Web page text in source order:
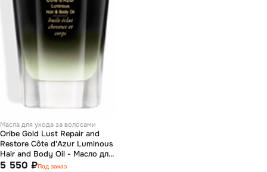
Масла для ухода за волосами
Oribe Gold Lust Repair and
Restore Côte d'Azur Luminous
Hair and Body Oil - Масло для
волос и тела 100 мл
5 550 ₽Под заказ